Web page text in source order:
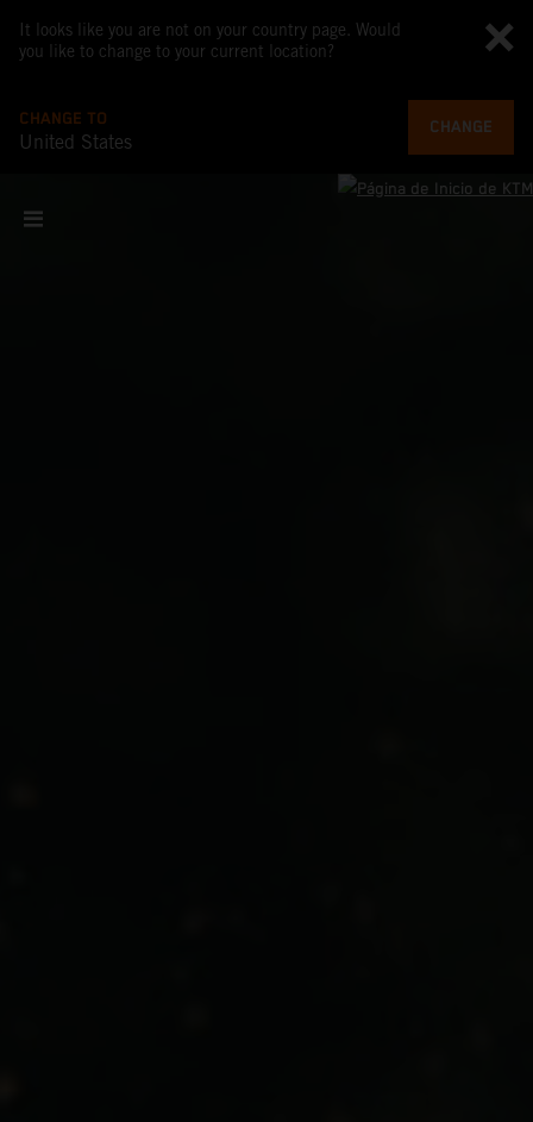
It looks like you are not on your country page. Would
you like to change to your current location?
CHANGE TO
United States
CHANGE